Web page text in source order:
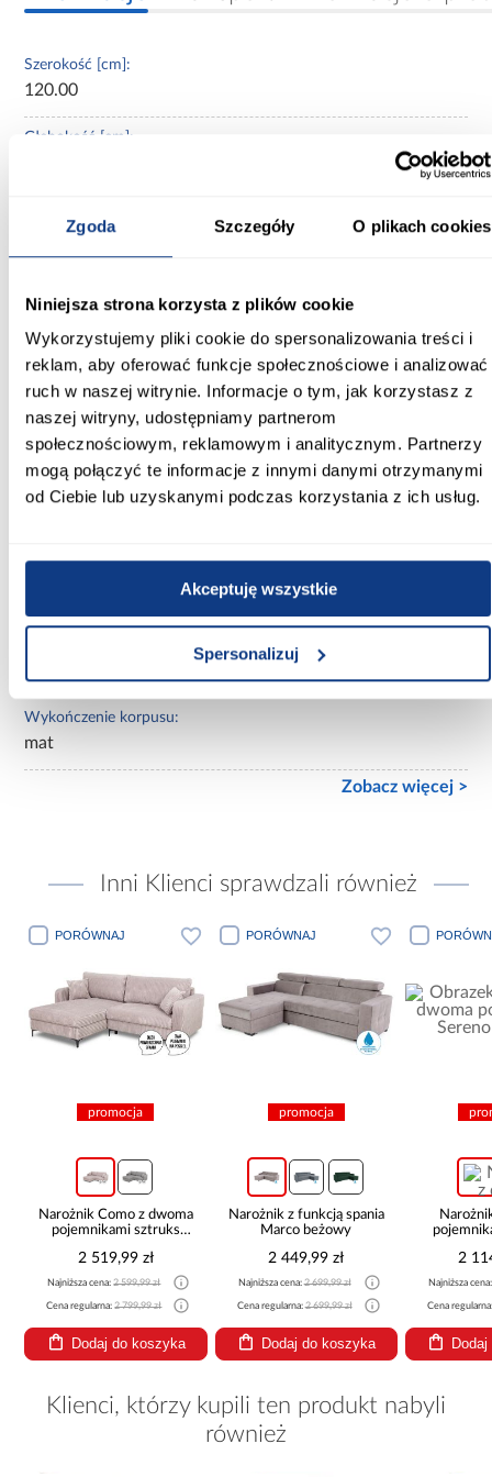
Zgoda Szczegóły O plikach cookies
Niniejsza strona korzysta z plików cookie
Wykorzystujemy pliki cookie do spersonalizowania treści i
reklam, aby oferować funkcje społecznościowe i analizować
ruch w naszej witrynie. Informacje o tym, jak korzystasz z
naszej witryny, udostępniamy partnerom
społecznościowym, reklamowym i analitycznym. Partnerzy
mogą połączyć te informacje z innymi danymi otrzymanymi
od Ciebie lub uzyskanymi podczas korzystania z ich usług.
Akceptuję wszystkie
Spersonalizuj
Szerokość [cm]:
120.00
Głębokość [cm]:
235.20
kaszmir
Wybarwienie:
beżowe
Lustro:
Wykończenie korpusu:
mat
Zobacz więcej >
Inni Klienci sprawdzali również
PORÓWNAJ
promocja
Narożnik Como z dwoma
pojemnikami sztruks
2 519,99 zł
Najniższa cena:2 599,99 zł
Cena regularna:2 799,99 zł
Dodaj do koszyka
PORÓWNAJ
promocja
Narożnik z funkcją spania
Marco beżowy
2 449,99 zł
Najniższa cena:2 699,99 zł
Cena regularna:2 699,99 zł
Dodaj do koszyka
2
Najniższa
Cena
Klienci, którzy kupili ten produkt nabyli
również